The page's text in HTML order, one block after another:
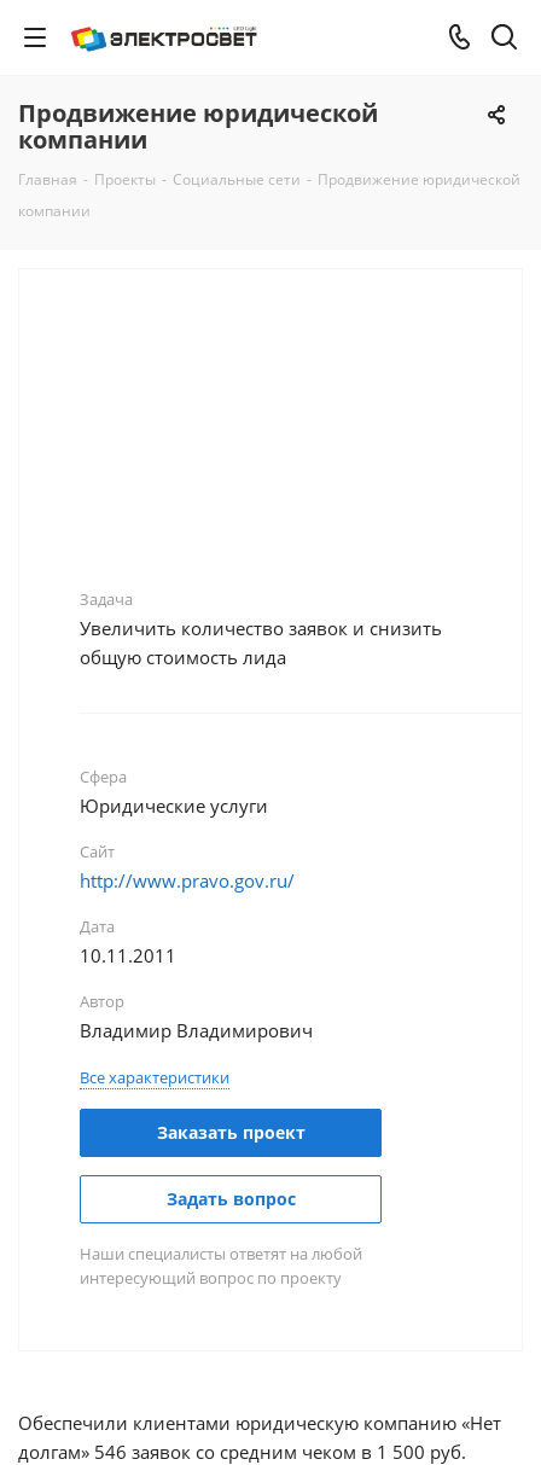
Продвижение юридической
компании
Главная - Проекты - Социальные сети - Продвижение юридической
компании
Задача
Увеличить количество заявок и снизить
общую стоимость лида
Сфера
Юридические услуги
Сайт
http://www.pravo.gov.ru/
Дата
10.11.2011
Автор
Владимир Владимирович
Все характеристики
Заказать проект
Задать вопрос
Наши специалисты ответят на любой
интересующий вопрос по проекту
Обеспечили клиентами юридическую компанию «Нет
долгам» 546 заявок со средним чеком в 1 500 руб.